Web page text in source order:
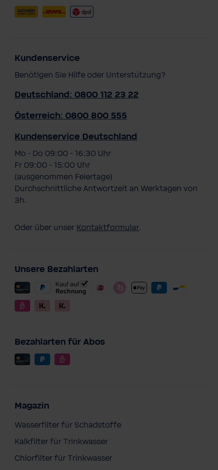
Kundenservice
Benötigen Sie Hilfe oder Unterstützung?
Deutschland: 0800 112 23 22
Österreich: 0800 800 555
Kundenservice Deutschland
Mo - Do 09:00 - 16:30 Uhr
Fr 09:00 - 15:00 Uhr
(ausgenommen Feiertage)
Durchschnittliche Antwortzeit an Werktagen von
3h.
Oder über unser Kontaktformular.
Unsere Bezahlarten
Bezahlarten für Abos
Magazin
Wasserfilter für Schadstoffe
Kalkfilter für Trinkwasser
Chlorfilter für Trinkwasser